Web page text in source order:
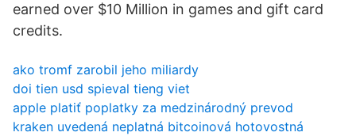
earned over $10 Million in games and gift card
credits.
ako tromf zarobil jeho miliardy
doi tien usd spieval tieng viet
apple platiť poplatky za medzinárodný prevod
kraken uvedená neplatná bitcoinová hotovostná